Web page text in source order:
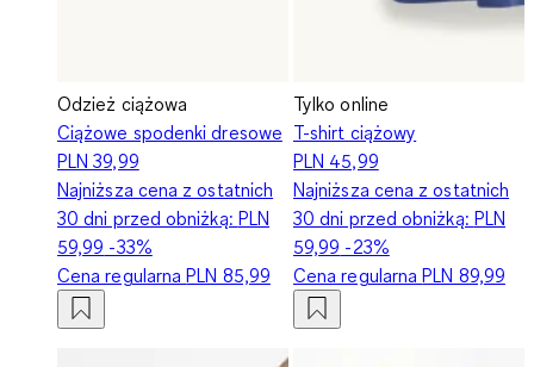
Odzież ciążowa
Ciążowe spodenki dresowe
PLN 39,99
Najniższa cena z ostatnich
30 dni przed obniżką: PLN
59,99 -33%
Cena regularnaPLN 85,99
Tylko online
T-shirt ciążowy
PLN 45,99
Najniższa cena z ostatnich
30 dni przed obniżką: PLN
59,99 -23%
Cena regularnaPLN 89,99